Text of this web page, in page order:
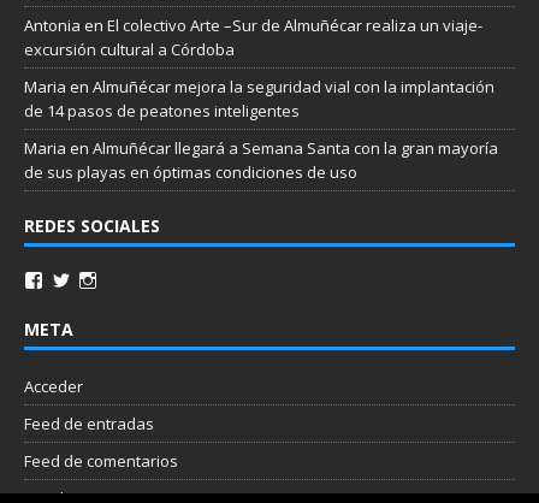
Antonia en El colectivo Arte –Sur de Almuñécar realiza un viaje-
excursión cultural a Córdoba
Maria en Almuñécar mejora la seguridad vial con la implantación
de 14 pasos de peatones inteligentes
Maria en Almuñécar llegará a Semana Santa con la gran mayoría
de sus playas en óptimas condiciones de uso
REDES SOCIALES
META
Acceder
Feed de entradas
Feed de comentarios
WordPress.org